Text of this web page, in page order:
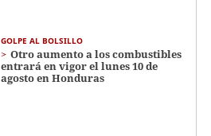
GOLPE AL BOLSILLO
Otro aumento a los combustibles
entrará en vigor el lunes 10 de
agosto en Honduras